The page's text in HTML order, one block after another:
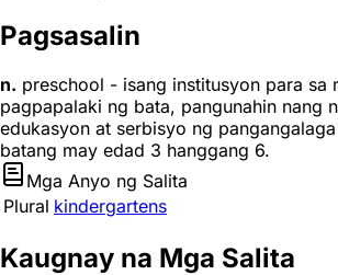
Pagsasalin
n. preschool - isang institusyon para sa
pagpapalaki ng bata, pangunahin nang
edukasyon at serbisyo ng
batang may edad 3 hanggang 6.
Mga Anyo ng Salita
Plural kindergartens
Kaugnay na Mga Salita